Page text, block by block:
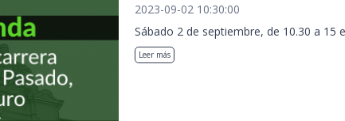
2023-09-02 10:30:00
Sábado 2 de septiembre, de 10.30 a 15
Leer más